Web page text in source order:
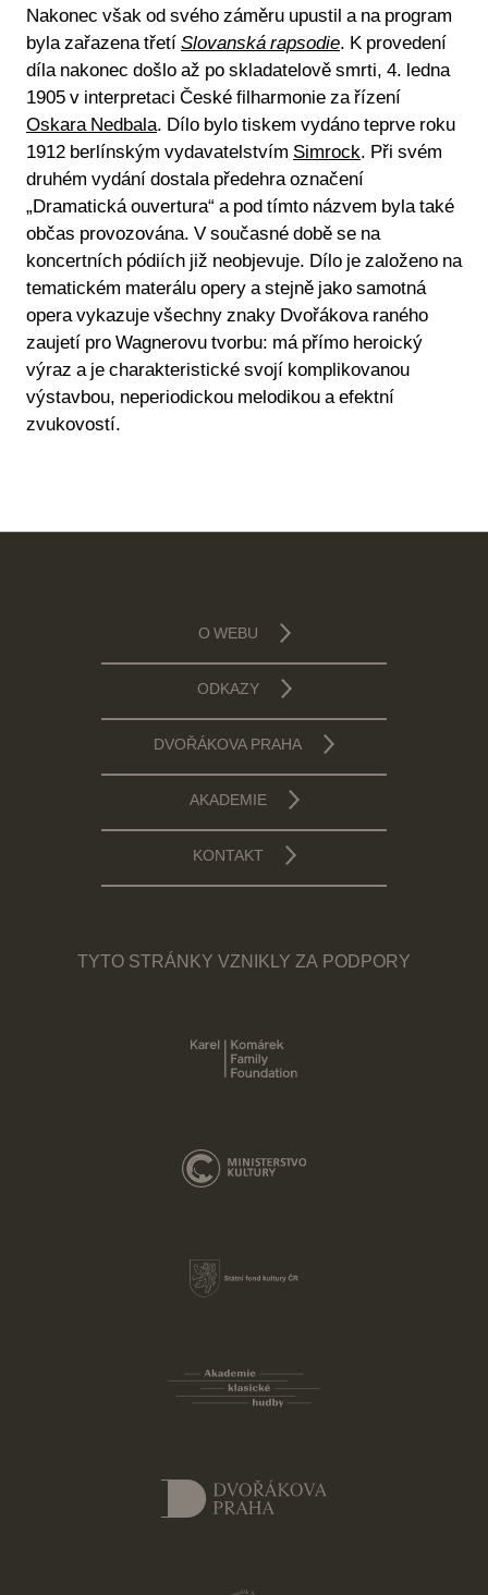
Nakonec však od svého záměru upustil a na program
byla zařazena třetí Slovanská rapsodie. K provedení
díla nakonec došlo až po skladatelově smrti, 4. ledna
1905 v interpretaci České filharmonie za řízení
Oskara Nedbala. Dílo bylo tiskem vydáno teprve roku
1912 berlínským vydavatelstvím Simrock. Při svém
druhém vydání dostala předehra označení
„Dramatická ouvertura“ a pod tímto názvem byla také
občas provozována. V současné době se na
koncertních pódiích již neobjevuje. Dílo je založeno na
tematickém materálu opery a stejně jako samotná
opera vykazuje všechny znaky Dvořákova raného
zaujetí pro Wagnerovu tvorbu: má přímo heroický
výraz a je charakteristické svojí komplikovanou
výstavbou, neperiodickou melodikou a efektní
zvukovostí.
O WEBU
ODKAZY
DVOŘÁKOVA PRAHA
AKADEMIE
KONTAKT
TYTO STRÁNKY VZNIKLY ZA PODPORY